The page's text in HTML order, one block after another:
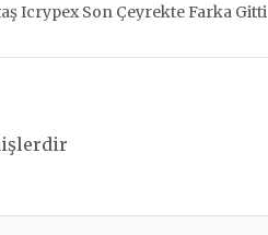
Icrypex Son Çeyrekte Farka Gitti